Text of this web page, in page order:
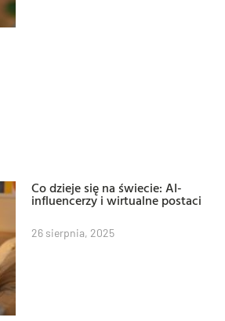
Co dzieje się na świecie: AI-
influencerzy i wirtualne postaci
26 sierpnia, 2025